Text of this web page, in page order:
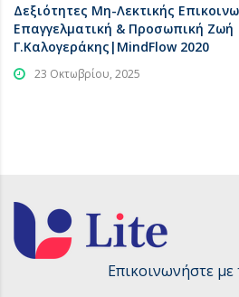
Δεξιότητες Μη-Λεκτικής
Επαγγελματική & Προσωπική Ζωή
Γ.Καλογεράκης|MindFlow 2020
23 Οκτωβρίου, 2025
Επικοινωνήστε